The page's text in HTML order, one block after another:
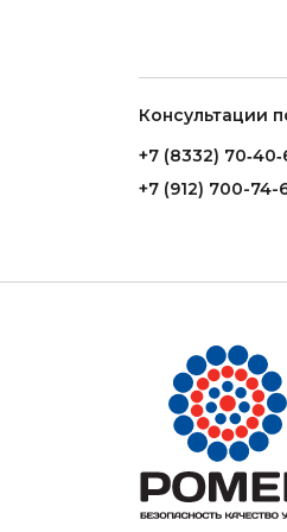
Консультации
+7 (8332)
+7 (912) 700-74-